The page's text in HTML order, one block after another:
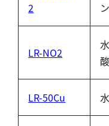
2
LR-NO2
酸
LR-50Cu
遊離残留塩素
総残留塩素
硫黄